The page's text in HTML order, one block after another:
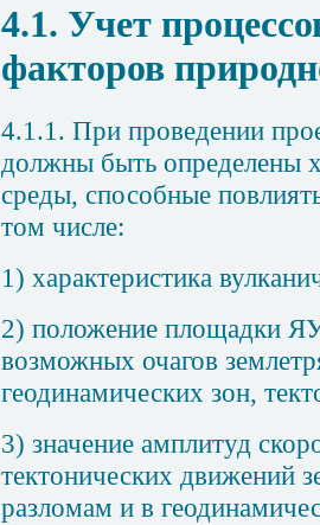
4.1. Учет
факторов
4.1.1. При проведении
должны быть определены
среды, способные
том числе:
1) характеристика
2) положение площадки
возможных очагов
геодинамических зон,
3) значение амплитуд
тектонических движений
разломам и в